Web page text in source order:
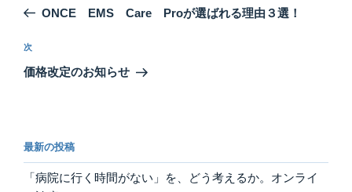
ナ
ビ
ゲ
ン
の
稿
ONCE EMS Care Proが選ばれる理由３選！
次
の
次
価格改定のお知らせ
最新の投稿
「病院に行く時間がない」を、どう考えるか。オンライ